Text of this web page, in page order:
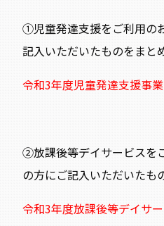
①児童発達支援をご利用の
記入いただいたものをまと
令和3年度児童発達支援事
②放課後等デイサービスを
の方にご記入いただいたも
令和3年度放課後等デイサ